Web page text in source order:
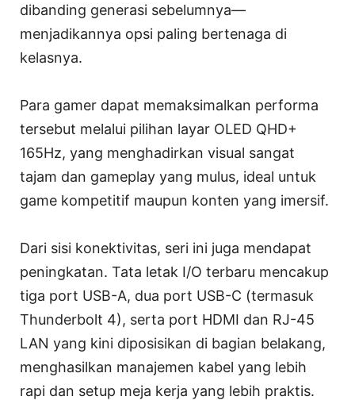
dibanding generasi sebelumnya—
menjadikannya opsi paling bertenaga di
kelasnya.
Para gamer dapat memaksimalkan performa
tersebut melalui pilihan layar OLED QHD+
165Hz, yang menghadirkan visual sangat
tajam dan gameplay yang mulus, ideal untuk
game kompetitif maupun konten yang imersif.
Dari sisi konektivitas, seri ini juga mendapat
peningkatan. Tata letak I/O terbaru mencakup
tiga port USB-A, dua port USB-C (termasuk
Thunderbolt 4), serta port HDMI dan RJ-45
LAN yang kini diposisikan di bagian belakang,
menghasilkan manajemen kabel yang lebih
rapi dan setup meja kerja yang lebih praktis.